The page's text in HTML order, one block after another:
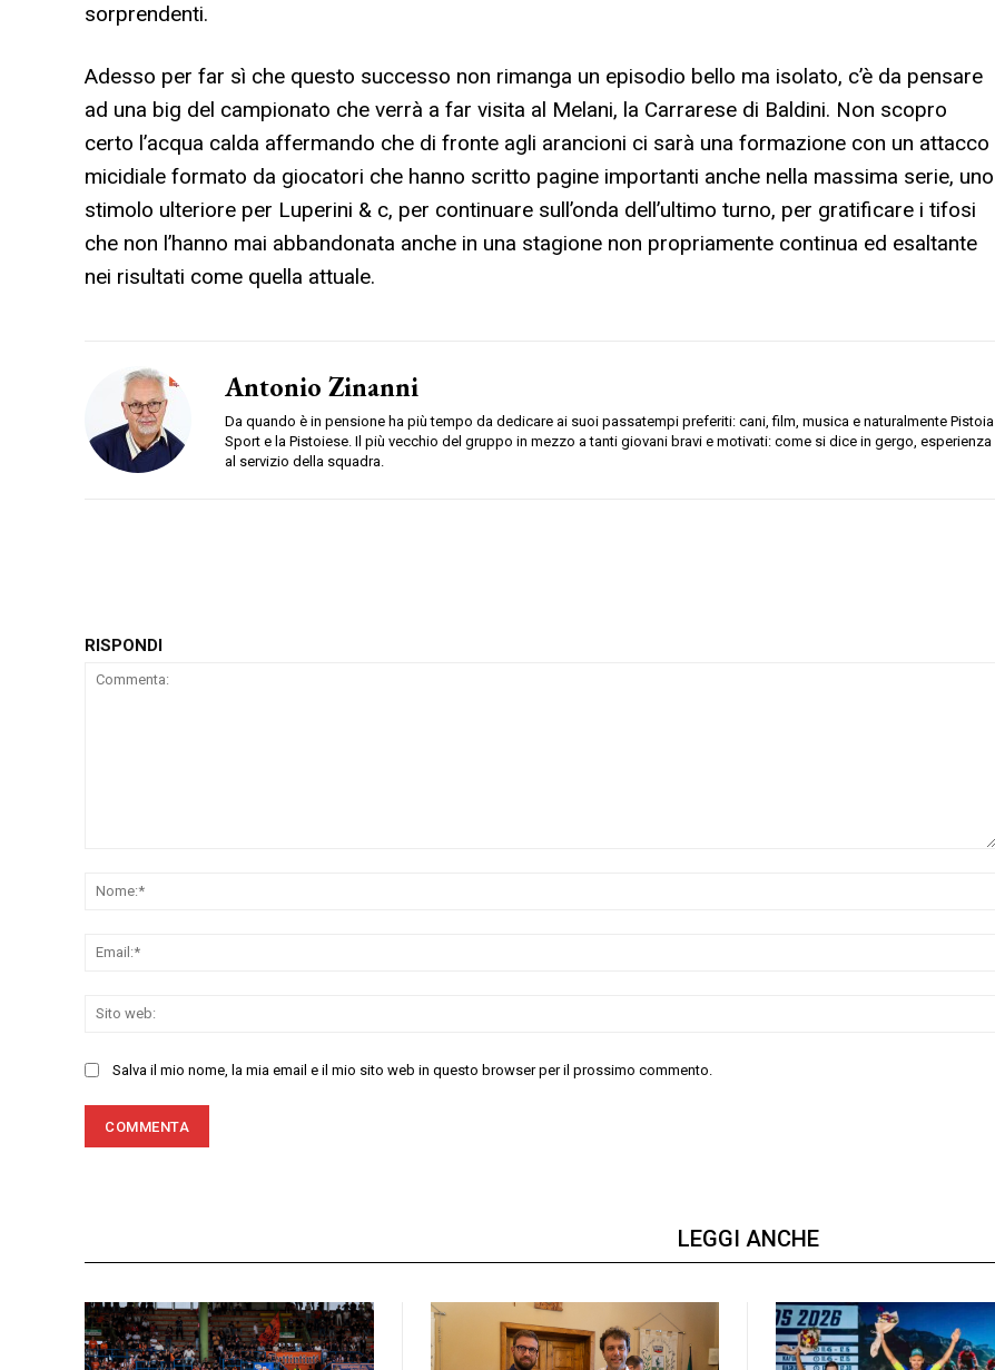
sorprendenti.
Adesso per far sì che questo successo non rimanga un episodio bello ma isolato, c’è da pensare
ad una big del campionato che verrà a far visita al Melani, la Carrarese di Baldini. Non scopro
certo l’acqua calda affermando che di fronte agli arancioni ci sarà una formazione con un attacco
micidiale formato da giocatori che hanno scritto pagine importanti anche nella massima serie, uno
stimolo ulteriore per Luperini & c, per continuare sull’onda dell’ultimo turno, per gratificare i tifosi
che non l’hanno mai abbandonata anche in una stagione non propriamente continua ed esaltante
nei risultati come quella attuale.
Antonio Zinanni
Da quando è in pensione ha più tempo da dedicare ai suoi passatempi preferiti: cani, film, musica e naturalmente Pistoia
Sport e la Pistoiese. Il più vecchio del gruppo in mezzo a tanti giovani bravi e motivati: come si dice in gergo, esperienza
al servizio della squadra.
RISPONDI
Salva il mio nome, la mia email e il mio sito web in questo browser per il prossimo commento.
LEGGI ANCHE